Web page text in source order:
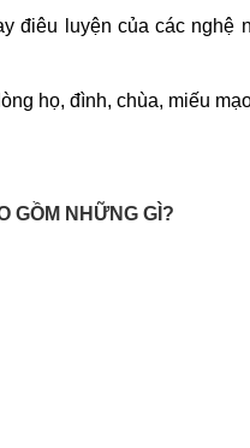
điêu luyện của các nghệ
họ, đình, chùa, miếu
GỒM NHỮNG GÌ?